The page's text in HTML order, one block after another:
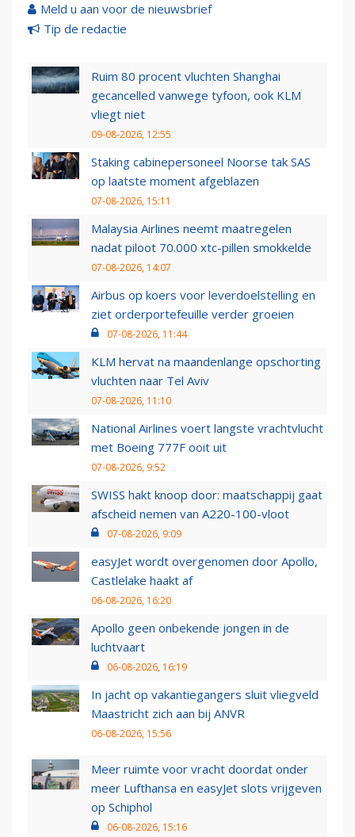
Meld u aan voor de nieuwsbrief
Tip de redactie
Ruim 80 procent vluchten Shanghai
gecancelled vanwege tyfoon, ook KLM
vliegt niet
09-08-2026, 12:55
Staking cabinepersoneel Noorse tak SAS
op laatste moment afgeblazen
07-08-2026, 15:11
Malaysia Airlines neemt maatregelen
nadat piloot 70.000 xtc-pillen smokkelde
07-08-2026, 14:07
Airbus op koers voor leverdoelstelling en
ziet orderportefeuille verder groeien
07-08-2026, 11:44
KLM hervat na maandenlange opschorting
vluchten naar Tel Aviv
07-08-2026, 11:10
National Airlines voert langste vrachtvlucht
met Boeing 777F ooit uit
07-08-2026, 9:52
SWISS hakt knoop door: maatschappij gaat
afscheid nemen van A220-100-vloot
07-08-2026, 9:09
easyJet wordt overgenomen door Apollo,
Castlelake haakt af
06-08-2026, 16:20
Apollo geen onbekende jongen in de
luchtvaart
06-08-2026, 16:19
In jacht op vakantiegangers sluit vliegveld
Maastricht zich aan bij ANVR
06-08-2026, 15:56
Meer ruimte voor vracht doordat onder
meer Lufthansa en easyJet slots vrijgeven
op Schiphol
06-08-2026, 15:16